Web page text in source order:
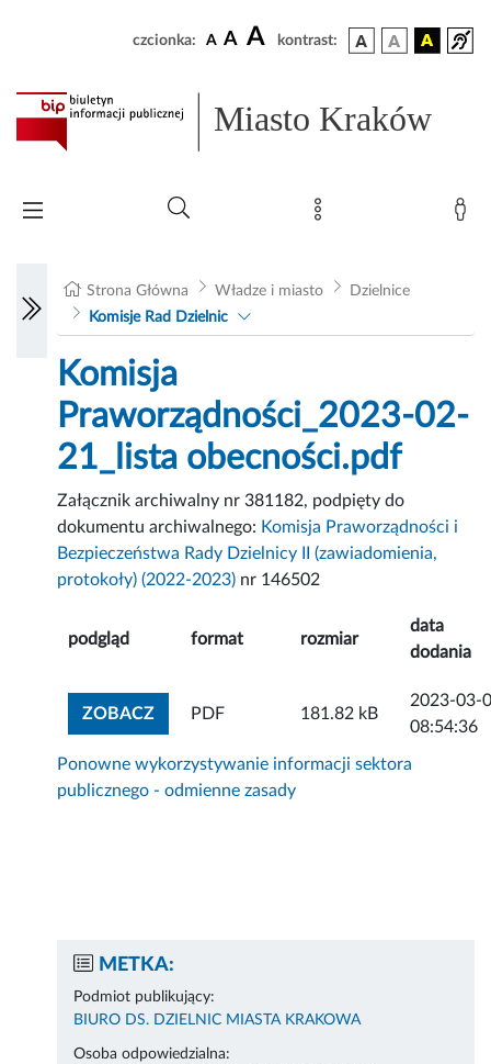
czcionka: A A A kontrast:
Miasto Kraków
Strona Główna Władze i miasto
Dzielnice
Komisje Rad Dzielnic
Komisja
Praworządności_2023-02-
21_lista obecności.pdf
Załącznik archiwalny nr 381182, podpięty do
dokumentu archiwalnego: Komisja Praworządności i
Bezpieczeństwa Rady Dzielnicy II (zawiadomienia,
protokoły) (2022-2023) nr 146502
podgląd format rozmiar
data
dodania
ZOBACZZOBACZ ZAŁĄCZNIK
PDF 181.82 kB
2023-03-
08:54:36
Ponowne wykorzystywanie informacji sektora
publicznego - odmienne zasady
METKA:
Podmiot publikujący:
BIURO DS. DZIELNIC MIASTA KRAKOWA
Osoba odpowiedzialna: